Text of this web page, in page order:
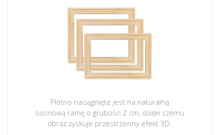
Płótno naciągnięte jest na naturalną
sosnową ramę o grubości 2 cm, dzięki czemu
obraz zyskuje przestrzenny efekt 3D.